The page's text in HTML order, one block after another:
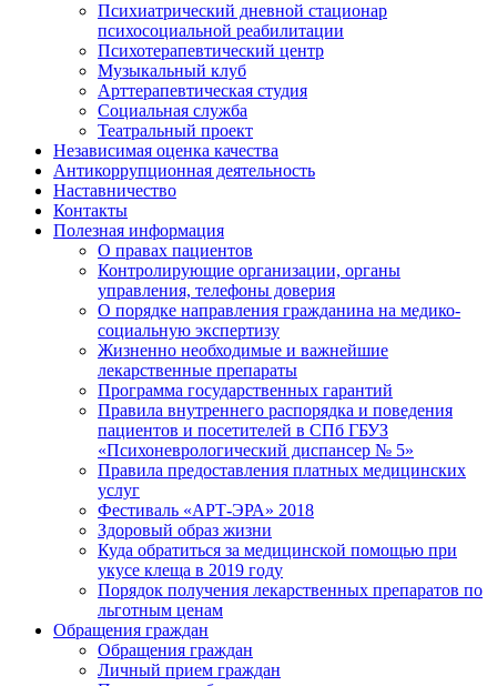
Психиатрический дневной стационар
психосоциальной реабилитации
Психотерапевтический центр
Музыкальный клуб
Арттерапевтическая студия
Социальная служба
Театральный проект
Независимая оценка качества
Антикоррупционная деятельность
Наставничество
Контакты
Полезная информация
О правах пациентов
Контролирующие организации, органы
управления, телефоны доверия
О порядке направления гражданина на медико-
социальную экспертизу
Жизненно необходимые и важнейшие
лекарственные препараты
Программа государственных гарантий
Правила внутреннего распорядка и поведения
пациентов и посетителей в СПб ГБУЗ
«Психоневрологический диспансер № 5»
Правила предоставления платных медицинских
услуг
Фестиваль «АРТ-ЭРА» 2018
Здоровый образ жизни
Куда обратиться за медицинской помощью при
укусе клеща в 2019 году
Порядок получения лекарственных препаратов по
льготным ценам
Обращения граждан
Обращения граждан
Личный прием граждан